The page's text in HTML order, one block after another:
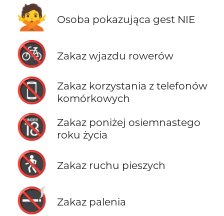
🙅 Osoba pokazująca gest NIE
🚳 Zakaz wjazdu rowerów
📵
Zakaz korzystania z telefonów
komórkowych
🔞
Zakaz poniżej osiemnastego
roku życia
🚷 Zakaz ruchu pieszych
🚭 Zakaz palenia